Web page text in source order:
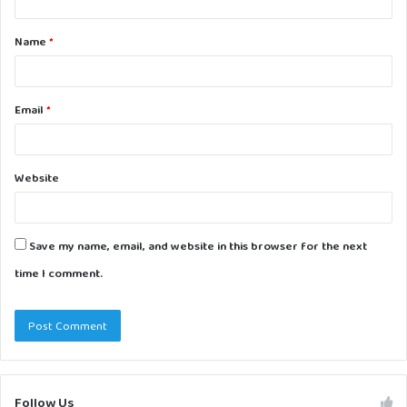
t
*Name *
Email *
Website
Save my name, email, and website in this browser for the next
time I comment.
Follow Us